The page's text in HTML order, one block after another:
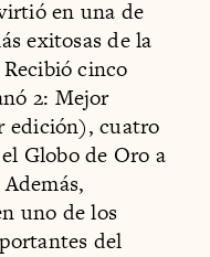
en una de
exitosas de la
cinco
2: Mejor
edición), cuatro
Globo de Oro a
uno de los
del